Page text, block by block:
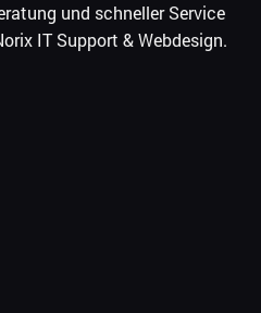
und schneller Service
IT Support & Webdesign.